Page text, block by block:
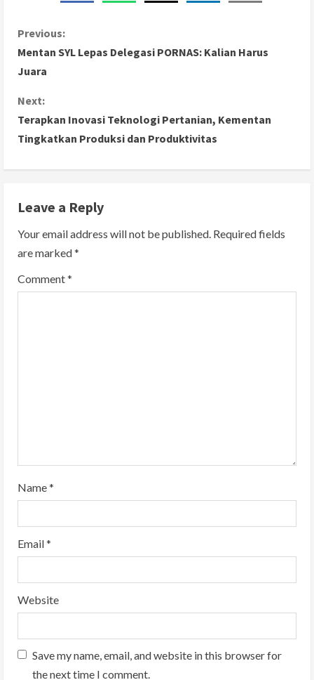
C
o
n
t
u
e
R
Previous:
Mentan SYL Lepas Delegasi PORNAS: Kalian Harus
Juara
Next:
Terapkan Inovasi Teknologi Pertanian, Kementan
Tingkatkan Produksi dan Produktivitas
Leave a Reply
Your email address will not be published. Required fields
are marked*
Comment*
Name*
Email*
Website
Save my name, email, and website in this browser for
the next time I comment.